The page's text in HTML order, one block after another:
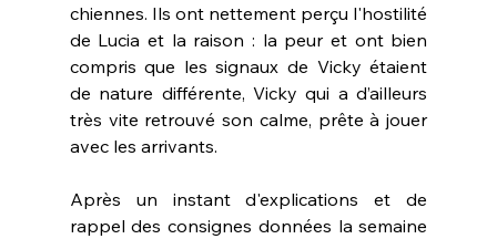
chiennes. Ils ont nettement perçu l'hostilité
de Lucia et la raison : la peur et ont bien
compris que les signaux de Vicky étaient
de nature différente, Vicky qui a d’ailleurs
très vite retrouvé son calme, prête à jouer
avec les arrivants.
Après un instant d'explications et de
rappel des consignes données la semaine